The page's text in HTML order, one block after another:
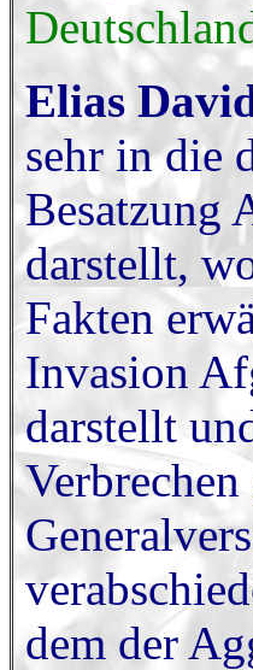
Elias
sehr in die
Besatzung
darstellt,
Fakten
Invasion
darstellt
dem der